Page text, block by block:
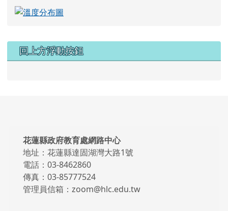
回上方浮動按鈕
頁尾區域內容
花蓮縣政府教育處網路中心
地址：花蓮縣達固湖灣大路1號
電話：03-8462860
傳真：03-85777524
管理員信箱：zoom@hlc.edu.tw